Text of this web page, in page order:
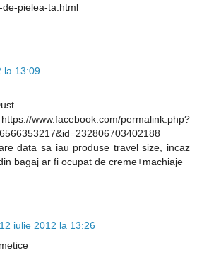
pielea-ta.html
la 13:09
permalink.php?
data sa iau produse travel size, incaz
bagaj ar fi ocupat de creme+machiaje
12 iulie 2012 la 13:26